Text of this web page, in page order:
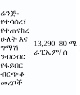
ሬንጅ-
የተሳሰረ፣
የተጠናከረ
ሁለት እና
ግማሽ
ንብርብር
የፋይበር
ብርጭቆ
መረቦች
13,290
ራፒኤም
80 ሜ
/ ሰ